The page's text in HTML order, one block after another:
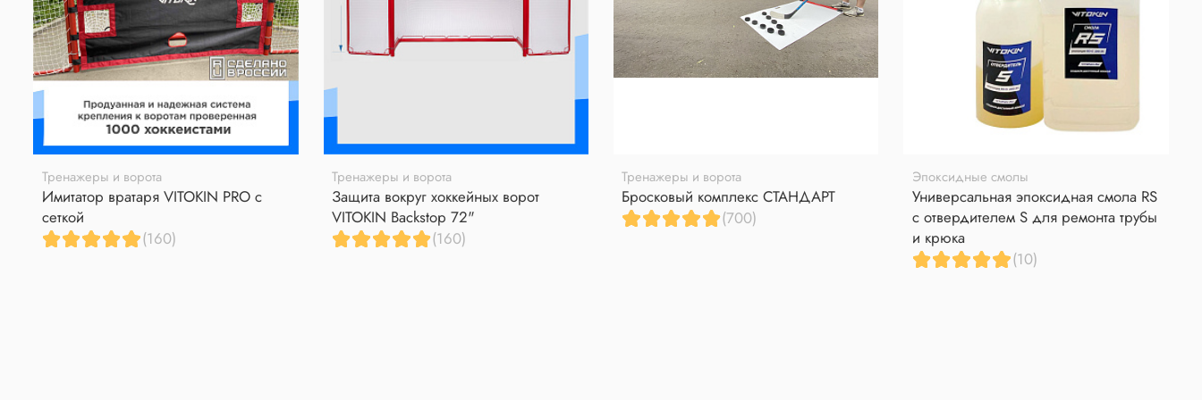
Тренажеры и ворота
Имитатор вратаря VITOKIN PRO с
сеткой
(160)
Тренажеры и ворота
Защита вокруг хоккейных ворот
VITOKIN Backstop 72"
(160)
Тренажеры и ворота
Бросковый комплекс СТАНДАРТ
(700)
Эпоксидные смолы
Универсальная эпоксидная смола RS
с отвердителем S для ремонта трубы
и крюка
(10)